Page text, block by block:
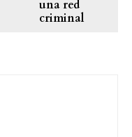
una red
criminal